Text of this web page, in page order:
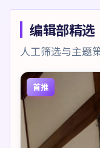
编辑部精选
人工筛选与主题
首推